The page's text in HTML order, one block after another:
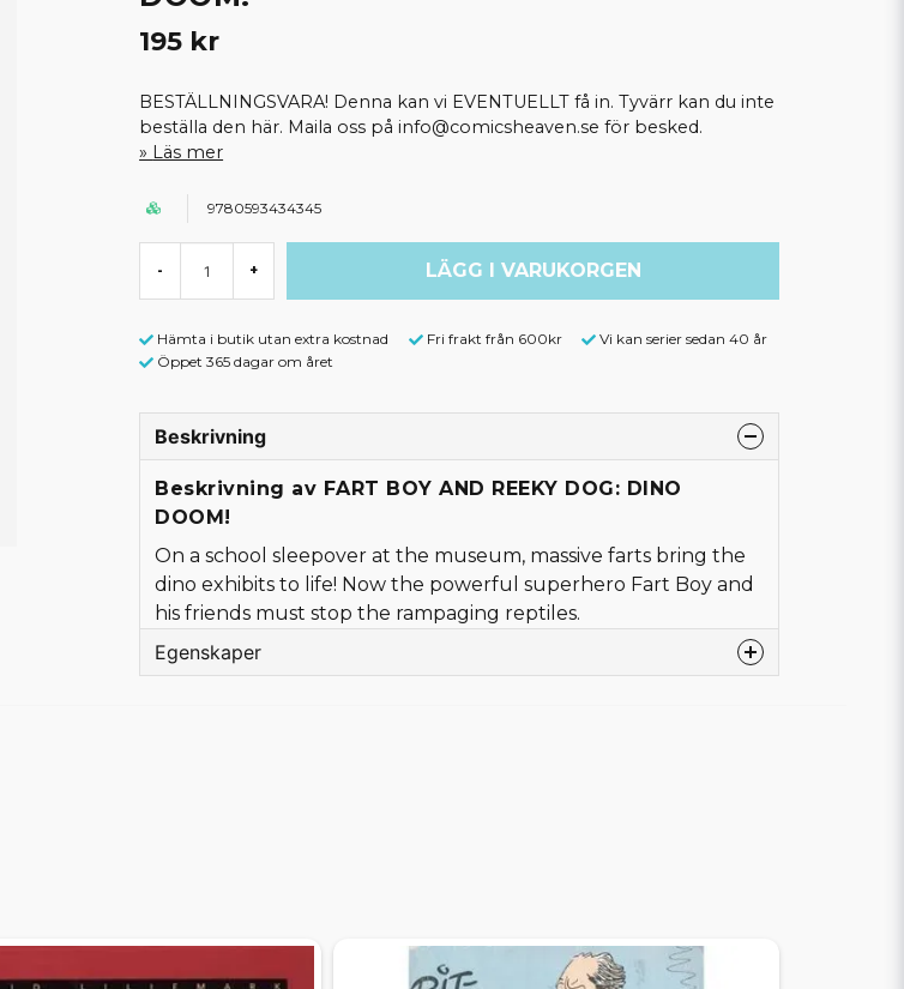
195 kr
BESTÄLLNINGSVARA! Denna kan vi EVENTUELLT få in. Tyvärr kan du inte
beställa den här. Maila oss på info@comicsheaven.se för besked.
Läs mer
9780593434345
- + LÄGG I VARUKORGEN
Hämta i butik utan extra kostnad Fri frakt från 600kr
Vi kan serier sedan 40 år
Öppet 365 dagar om året
Beskrivning
Beskrivning av FART BOY AND REEKY DOG: DINO
DOOM!
On a school sleepover at the museum, massive farts bring the
dino exhibits to life! Now the powerful superhero Fart Boy and
his friends must stop the rampaging reptiles.
Egenskaper